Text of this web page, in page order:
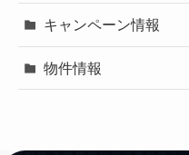
キャンペーン情報
物件情報